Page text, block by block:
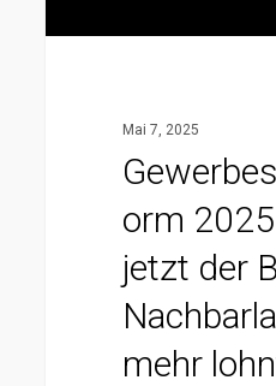
noch
Mai 7, 2025
orm
jetzt der
mehr